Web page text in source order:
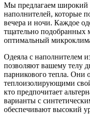
Мы предлагаем широкий
наполнителей, которые
вечера и ночи. Каждое
тщательно подобранных
оптимальный
Одеяла с наполнителем
позволяют вашему телу
парникового тепла. Они
теплоизолирующими
кто предпочитает
варианты с
обеспечивают высокий